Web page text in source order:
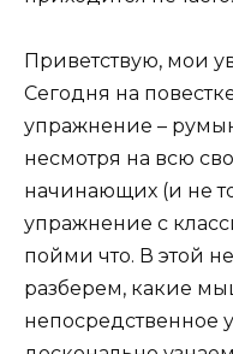
Приветствую, мои
Сегодня на
упражнение –
несмотря на всю
начинающих (и не
упражнение с
пойми что. В этой
разберем, какие
непосредственное